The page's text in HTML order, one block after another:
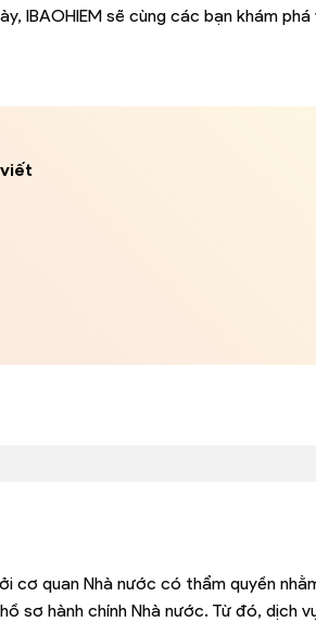
IBAOHIEM sẽ cùng các bạn khám
viết
cơ quan Nhà nước có thẩm quyền
sơ hành chính Nhà nước. Từ đó, dịch